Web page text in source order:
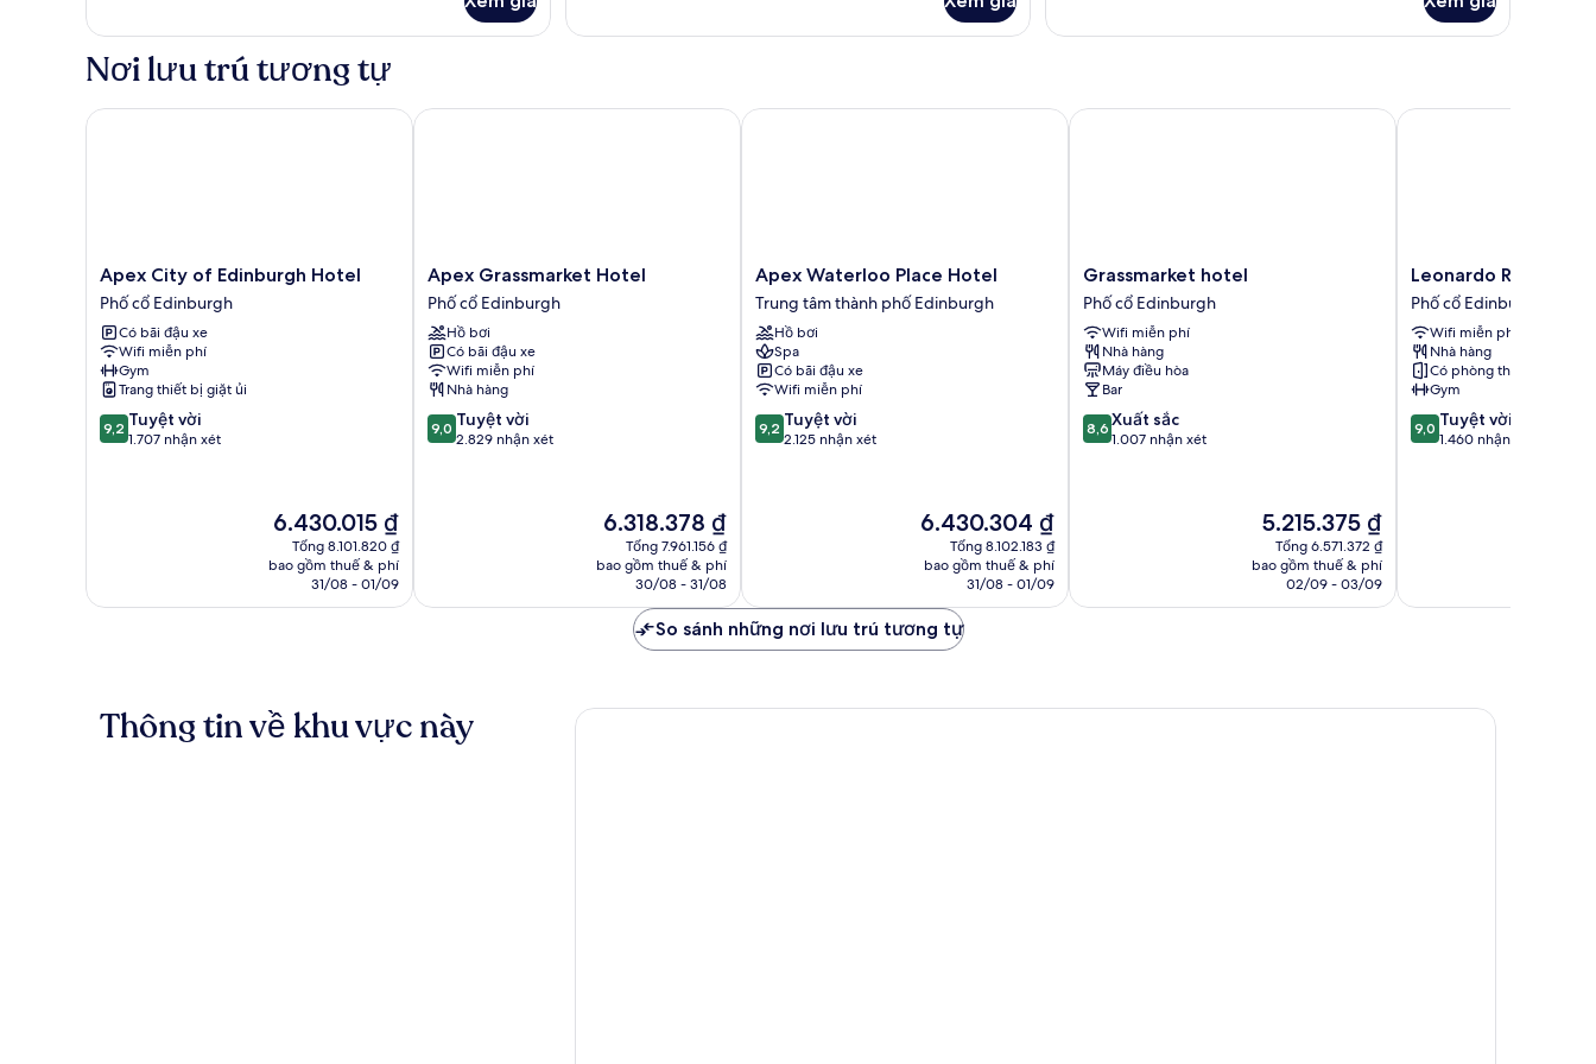
Wilde
Nơi lưu trú tương tự
Apex
City
of
Edinburgh
Hotel
Phố
cổ
Edinburgh
Apex City of Edinburgh Hotel
Phố cổ Edinburgh
Có bãi đậu xe
Wifi miễn phí
Gym
Trang thiết bị giặt ủi
9.2
trên
9,2 Tuyệt vời
1.707 nhận xét
Giá
hiện
tại
6.430.015 ₫
6.430.015 ₫
Tổng 8.101.820 ₫
bao gồm thuế & phí
31/08 - 01/09
Apex City of Edinburgh Hotel
Apex
Grassmarket
Hotel
Phố
cổ
Edinburgh
Apex Grassmarket Hotel
Phố cổ Edinburgh
Hồ bơi
Có bãi đậu xe
Wifi miễn phí
Nhà hàng
9.0
trên
9,0 Tuyệt vời
2.829 nhận xét
Giá
hiện
tại
6.318.378 ₫
6.318.378 ₫
Tổng 7.961.156 ₫
bao gồm thuế & phí
30/08 - 31/08
Apex Grassmarket Hotel
Apex
Waterloo
Place
Hotel
Trung
tâm
thành
phố
Edinburgh
Apex Waterloo Place Hotel
Trung tâm thành phố Edinburgh
Hồ bơi
Spa
Có bãi đậu xe
Wifi miễn phí
9.2
trên
9,2 Tuyệt vời
2.125 nhận xét
Giá
hiện
tại
6.430.304 ₫
6.430.304 ₫
Tổng 8.102.183 ₫
bao gồm thuế & phí
31/08 - 01/09
Apex Waterloo Place Hotel
Grassmarket
hotel
Phố
cổ
Edinburgh
Grassmarket hotel
Phố cổ Edinburgh
Wifi miễn phí
Nhà hàng
Máy điều hòa
Bar
8.6
trên
8,6 Xuất sắc
1.007 nhận xét
Giá
hiện
tại
5.215.375 ₫
5.215.375 ₫
Tổng 6.571.372 ₫
bao gồm thuế & phí
02/09 - 03/09
Grassmarket hotel
Leonardo
Royal
Hotel
Edinburgh
Phố
cổ
Edinburgh
Leonardo Royal
Phố cổ Edinburgh
Wifi miễn phí
Nhà hàng
Có phòng thông nhau
Gym
9.0
trên
9,0 Tuyệt vời
1.460 nhận xét
Leonardo Royal Hotel
So sánh những nơi lưu trú tương tự
Thông tin về khu vực này